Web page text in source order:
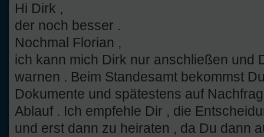
Hi Dirk ,
der noch besser .
Nochmal Florian ,
ich kann mich Dirk nur anschließen und
warnen . Beim Standesamt bekommst
Dokumente und spätestens auf
Ablauf . Ich empfehle Dir , die
und erst dann zu heiraten , da Du dann